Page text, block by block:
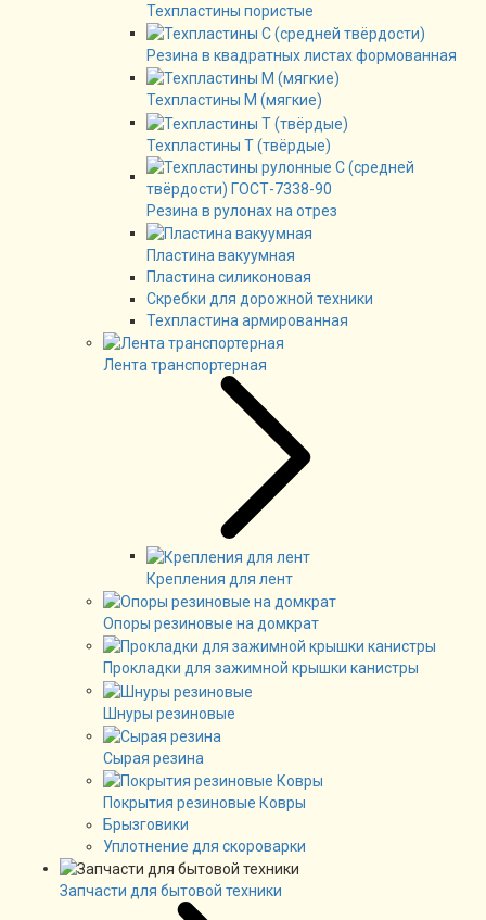
Техпластины пористые
Резина в квадратных листах формованная
Техпластины М (мягкие)
Техпластины Т (твёрдые)
Резина в рулонах на отрез
Пластина вакуумная
Пластина силиконовая
Скребки для дорожной техники
Техпластина армированная
Лента транспортерная
Крепления для лент
Опоры резиновые на домкрат
Прокладки для зажимной крышки канистры
Шнуры резиновые
Сырая резина
Покрытия резиновые Ковры
Брызговики
Уплотнение для скороварки
Запчасти для бытовой техники